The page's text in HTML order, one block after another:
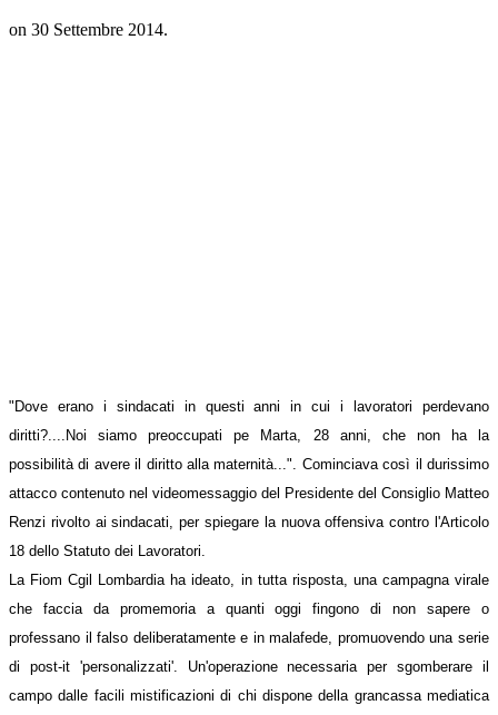
on 30 Settembre 2014.
"Dove erano i sindacati in questi anni in cui i lavoratori perdevano
diritti?....Noi siamo preoccupati pe Marta, 28 anni, che non ha la
possibilità di avere il diritto alla maternità...". Cominciava così il durissimo
attacco contenuto nel videomessaggio del Presidente del Consiglio Matteo
Renzi rivolto ai sindacati, per spiegare la nuova offensiva contro l'Articolo
18 dello Statuto dei Lavoratori.
La Fiom Cgil Lombardia ha ideato, in tutta risposta, una campagna virale
che faccia da promemoria a quanti oggi fingono di non sapere o
professano il falso deliberatamente e in malafede, promuovendo una serie
di post-it 'personalizzati'. Un'operazione necessaria per sgomberare il
campo dalle facili mistificazioni di chi dispone della grancassa mediatica